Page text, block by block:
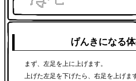
げんきになる
まず、左足を上に上げます。
上げた左足を下げたら、右足を上げます